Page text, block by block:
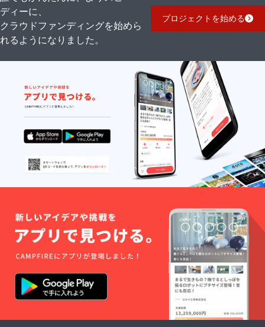
ディーに、
クラウドファンディングを始めら
れるようになりました。
プロジェクトを始める